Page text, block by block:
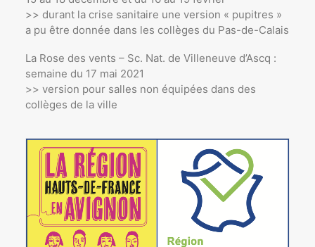
>> durant la crise sanitaire une version « pupitres »
a pu être donnée dans les collèges du Pas-de-Calais
La Rose des vents – Sc. Nat. de Villeneuve d’Ascq :
semaine du 17 mai 2021
>> version pour salles non équipées dans des
collèges de la ville